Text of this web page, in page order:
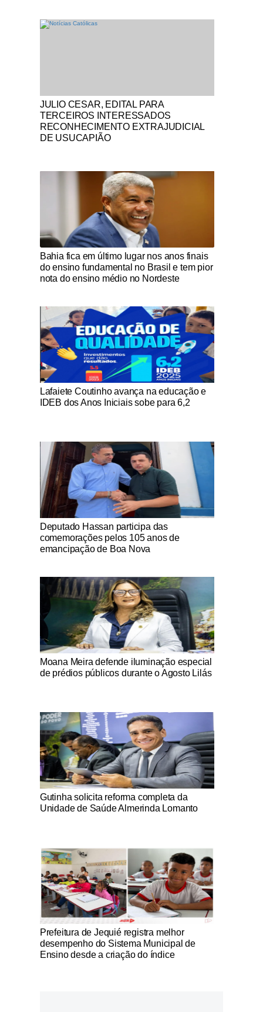
Notícias Católicas
JULIO CESAR, EDITAL PARA
TERCEIROS INTERESSADOS
RECONHECIMENTO EXTRAJUDICIAL
DE USUCAPIÃO
Notícias Católicas
Bahia fica em último lugar nos anos finais
do ensino fundamental no Brasil e tem pior
nota do ensino médio no Nordeste
Notícias Católicas
Lafaiete Coutinho avança na educação e
IDEB dos Anos Iniciais sobe para 6,2
Notícias Católicas
Deputado Hassan participa das
comemorações pelos 105 anos de
emancipação de Boa Nova
Notícias Católicas
Moana Meira defende iluminação especial
de prédios públicos durante o Agosto Lilás
Notícias Católicas
Gutinha solicita reforma completa da
Unidade de Saúde Almerinda Lomanto
Notícias Católicas
Prefeitura de Jequié registra melhor
desempenho do Sistema Municipal de
Ensino desde a criação do índice